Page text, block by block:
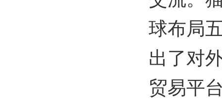
球布局
出了对
贸易平